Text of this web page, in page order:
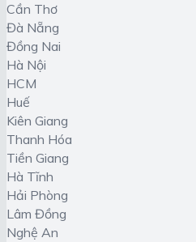
Cần Thơ
Đà Nẵng
Đồng Nai
Hà Nội
HCM
Huế
Kiên Giang
Thanh Hóa
Tiền Giang
Hà Tĩnh
Hải Phòng
Lâm Đồng
Nghệ An